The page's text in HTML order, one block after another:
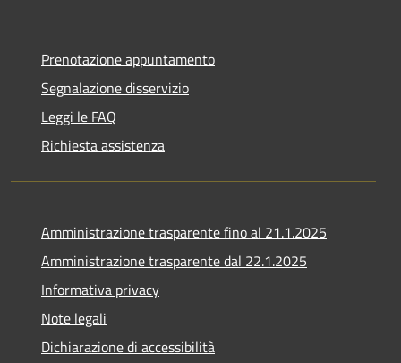
Prenotazione appuntamento
Segnalazione disservizio
Leggi le FAQ
Richiesta assistenza
Amministrazione trasparente fino al 21.1.2025
Amministrazione trasparente dal 22.1.2025
Informativa privacy
Note legali
Dichiarazione di accessibilità